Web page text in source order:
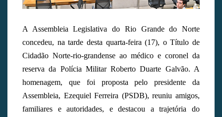
A Assembleia Legislativa do Rio Grande do Norte
concedeu, na tarde desta quarta-feira (17), o Título de
Cidadão Norte-rio-grandense ao médico e coronel da
reserva da Polícia Militar Roberto Duarte Galvão. A
homenagem, que foi proposta pelo presidente da
Assembleia, Ezequiel Ferreira (PSDB), reuniu amigos,
familiares e autoridades, e destacou a trajetória do